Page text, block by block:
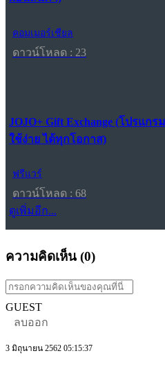
คอมเมอร์เชียล
ดาวน์โหลด : 23
JOJO+ Gift Exchange (โปรแก
ใช้ง่าย ได้ทุกโอกาส)
ฟรีแวร์
ดาวน์โหลด : 68
ดูเพิ่มอีก...
ความคิดเห็น (0)
GUEST
ลบออก
3 มิถุนายน 2562 05:15:37